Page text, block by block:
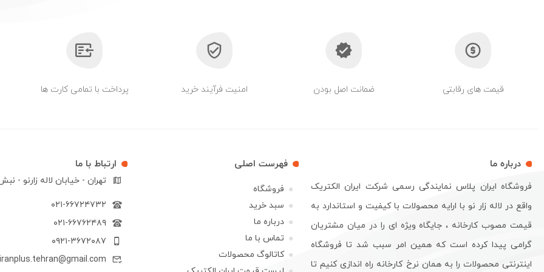
قیمت های رقابتی ضمانت اصل بودن امنیت فرآیند خرید پرداخت با تمامی کارت ها
درباره ما
فروشگاه ایران پلاس نمایندگی رسمی شرکت ایران الکتریک
واقع در لاله زار نو با ارایه محصولات با کیفیت و استاندارد به
قیمت مصوب کارخانه ، جایگاه ویژه ای را در میان مشتریان
گرامی پیدا کرده است که همین امر سبب شد تا فروشگاه
اینترنتی محصولات را به همان نرخ کارخانه راه اندازی کنیم تا
فهرست اصلی
فروشگاه
سبد خرید
درباره ما
تماس با ما
کاتالوگ محصولات
ارتباط با ما
تهران - خیابان لاله زارنو -
۰۲۱-۶۶۷۲۴۷۳۲
۰۲۱-۶۶۷۶۲۴۸۹
۰۹۲۱-۳۶۷۲۰۸۷
iranplus.tehran@gmail.com